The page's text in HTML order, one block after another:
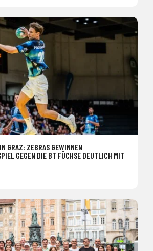
GRAZ: ZEBRAS GEWINNEN
GEGEN DIE BT FÜCHSE DEUTLICH MIT